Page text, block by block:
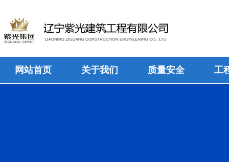
网站首页 关于我们 质量安全 工